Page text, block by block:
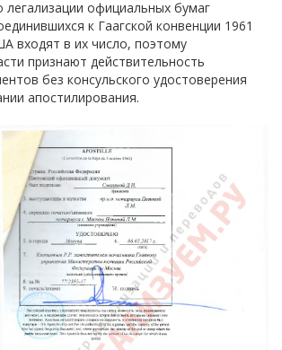
легализации официальных бумаг
к Гаагской конвенции 1961
входят в их число, поэтому
признают действительность
без консульского удостоверения
апостилирования.